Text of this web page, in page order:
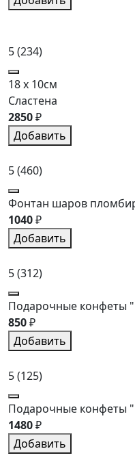
5(234)
18 x 10см
Сластена
2850₽
Добавить
5(460)
Фонтан шаров
1040₽
Добавить
5(312)
Подарочные конфеты
850₽
Добавить
5(125)
Подарочные конфеты
1480₽
Добавить